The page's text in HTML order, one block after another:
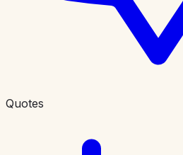
Quotes